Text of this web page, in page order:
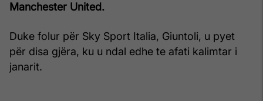
Manchester United.
Duke folur për Sky Sport Italia, Giuntoli, u pyet
për disa gjëra, ku u ndal edhe te afati kalimtar i
janarit.